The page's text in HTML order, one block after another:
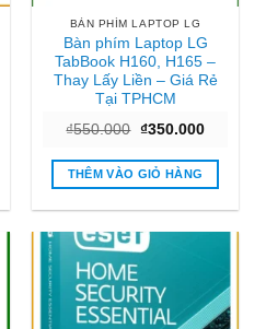
BÀN PHÍM LAPTOP LG
Bàn phím Laptop LG
TabBook H160, H165 –
Thay Lấy Liền – Giá Rẻ
Tại TPHCM
₫550.000 Giá
là:
₫550.000.
₫350.000Giá
tại
THÊM VÀO GIỎ HÀNG